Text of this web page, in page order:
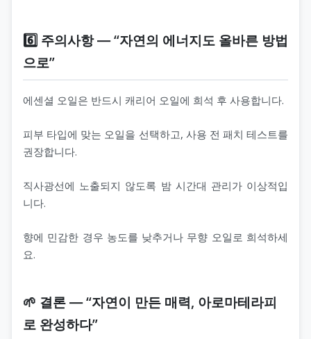
6️⃣ 주의사항 ― “자연의 에너지도 올바른 방법
으로”
에센셜 오일은 반드시 캐리어 오일에 희석 후 사용합니다.
피부 타입에 맞는 오일을 선택하고, 사용 전 패치 테스트를
권장합니다.
직사광선에 노출되지 않도록 밤 시간대 관리가 이상적입
니다.
향에 민감한 경우 농도를 낮추거나 무향 오일로 희석하세
요.
🌱 결론 ― “자연이 만든 매력, 아로마테라피
로 완성하다”